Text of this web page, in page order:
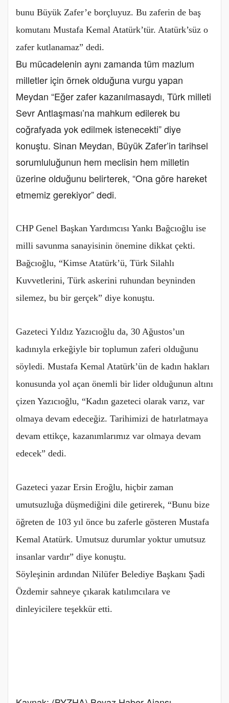
bunu Büyük Zafer’e borçluyuz. Bu zaferin de baş
komutanı Mustafa Kemal Atatürk’tür. Atatürk’süz o
zafer kutlanamaz” dedi.
Bu mücadelenin aynı zamanda tüm mazlum
milletler için örnek olduğuna vurgu yapan
Meydan “Eğer zafer kazanılmasaydı, Türk milleti
Sevr Antlaşması’na mahkum edilerek bu
coğrafyada yok edilmek istenecekti” diye
konuştu. Sinan Meydan, Büyük Zafer’in tarihsel
sorumluluğunun hem meclisin hem milletin
üzerine olduğunu belirterek, “Ona göre hareket
etmemiz gerekiyor” dedi.
CHP Genel Başkan Yardımcısı Yankı Bağcıoğlu ise
milli savunma sanayisinin önemine dikkat çekti.
Bağcıoğlu, “Kimse Atatürk’ü, Türk Silahlı
Kuvvetlerini, Türk askerini ruhundan beyninden
silemez, bu bir gerçek” diye konuştu.
Gazeteci Yıldız Yazıcıoğlu da, 30 Ağustos’un
kadınıyla erkeğiyle bir toplumun zaferi olduğunu
söyledi. Mustafa Kemal Atatürk’ün de kadın hakları
konusunda yol açan önemli bir lider olduğunun altını
çizen Yazıcıoğlu, “Kadın gazeteci olarak varız, var
olmaya devam edeceğiz. Tarihimizi de hatırlatmaya
devam ettikçe, kazanımlarımız var olmaya devam
edecek” dedi.
Gazeteci yazar Ersin Eroğlu, hiçbir zaman
umutsuzluğa düşmediğini dile getirerek, “Bunu bize
öğreten de 103 yıl önce bu zaferle gösteren Mustafa
Kemal Atatürk. Umutsuz durumlar yoktur umutsuz
insanlar vardır” diye konuştu.
Söyleşinin ardından Nilüfer Belediye Başkanı Şadi
Özdemir sahneye çıkarak katılımcılara ve
dinleyicilere teşekkür etti.